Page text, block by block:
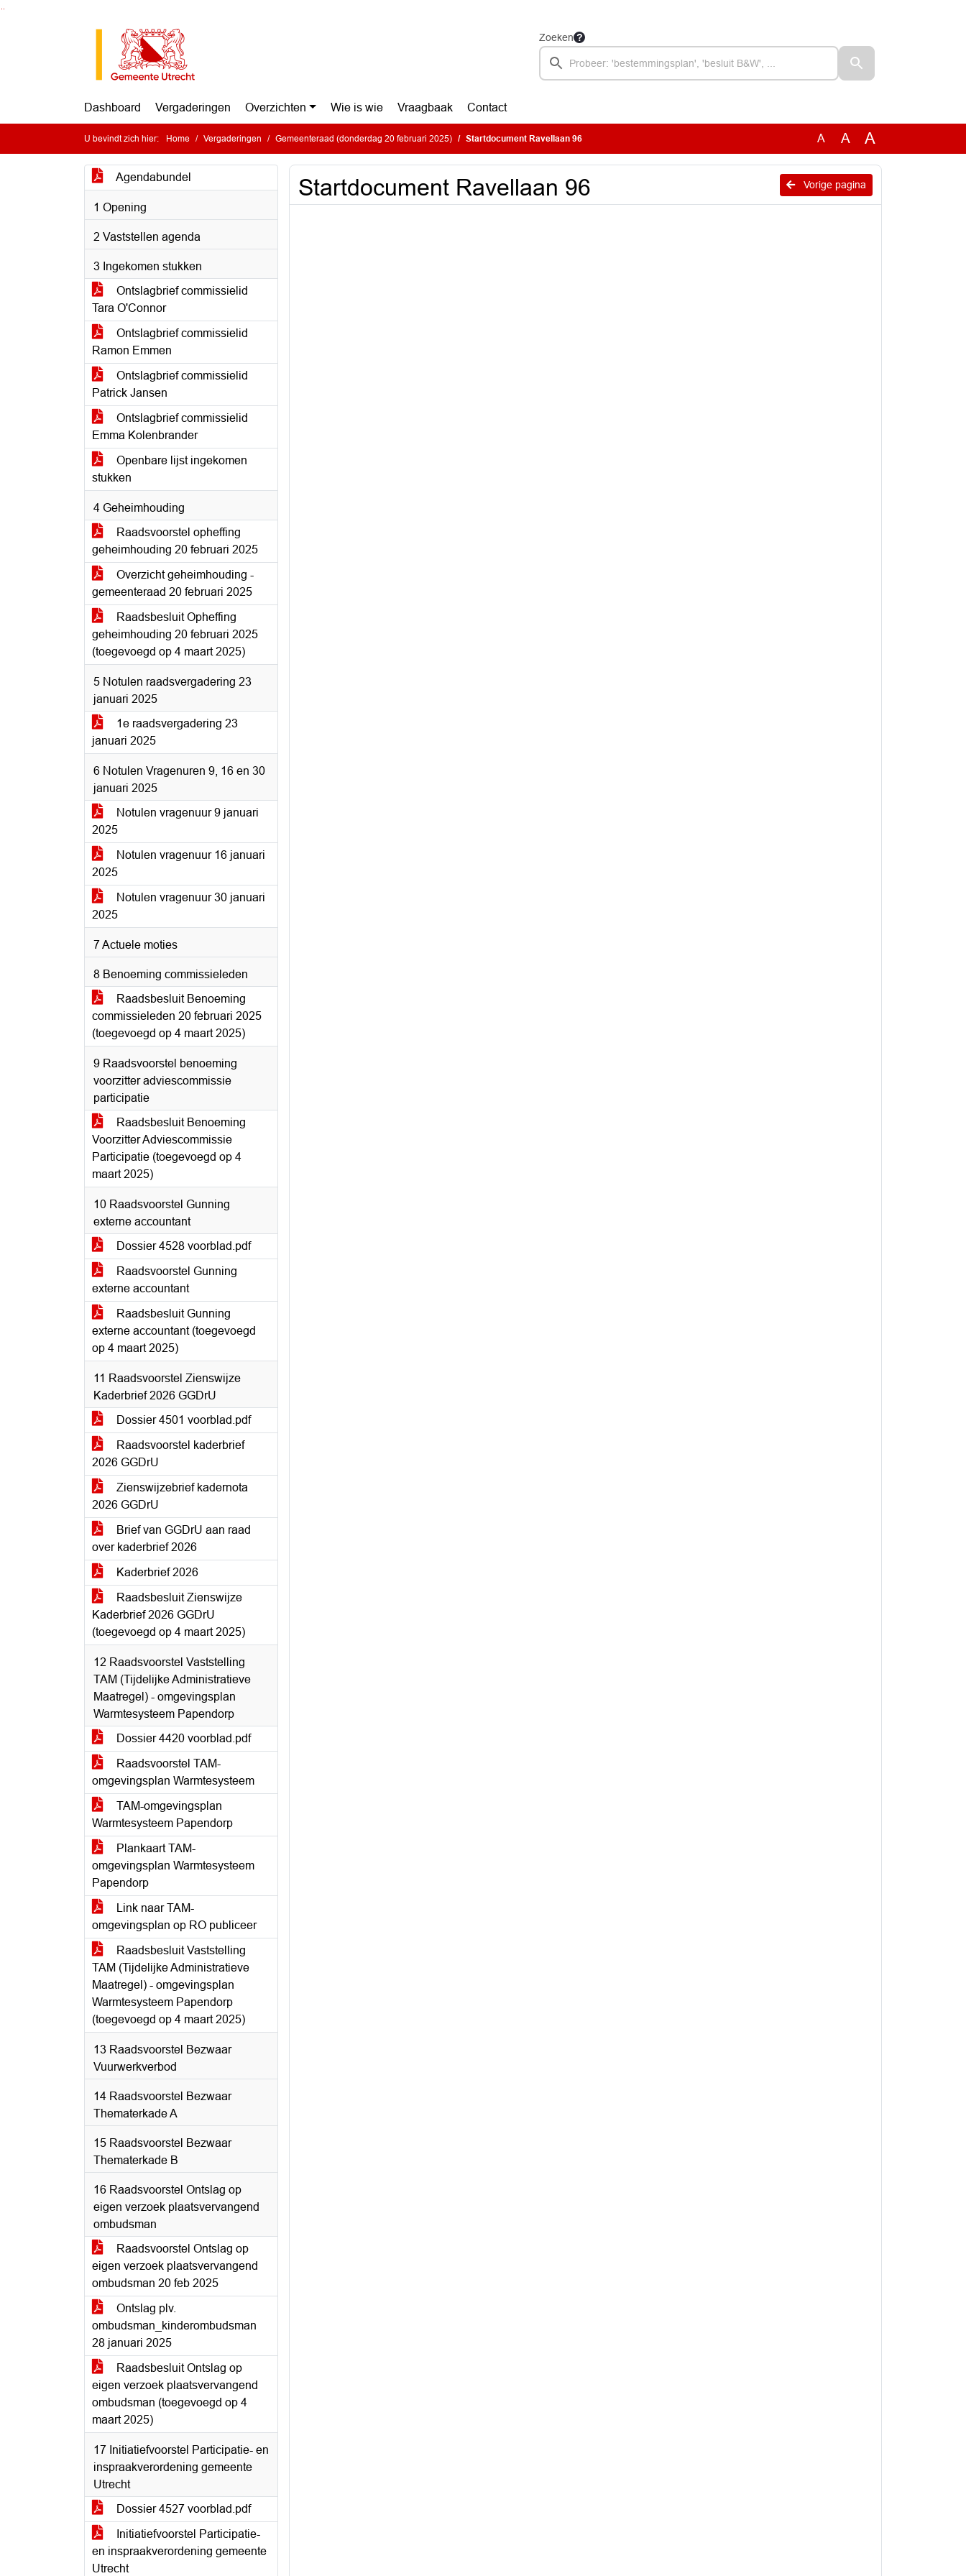
Zoeken
Dashboard Vergaderingen Overzichten Wie is wie Vraagbaak Contact
U bevindt zich hier: Home Vergaderingen Gemeenteraad (donderdag 20 februari 2025) Startdocument Ravellaan 96 A A A
Agendabundel
1 Opening
2 Vaststellen agenda
3 Ingekomen stukken
Ontslagbrief commissielid
Tara O'Connor
Ontslagbrief commissielid
Ramon Emmen
Ontslagbrief commissielid
Patrick Jansen
Ontslagbrief commissielid
Emma Kolenbrander
Openbare lijst ingekomen
stukken
4 Geheimhouding
Raadsvoorstel opheffing
geheimhouding 20 februari 2025
Overzicht geheimhouding -
gemeenteraad 20 februari 2025
Raadsbesluit Opheffing
geheimhouding 20 februari 2025
(toegevoegd op 4 maart 2025)
5 Notulen raadsvergadering 23
januari 2025
1e raadsvergadering 23
januari 2025
6 Notulen Vragenuren 9, 16 en 30
januari 2025
Notulen vragenuur 9 januari
2025
Notulen vragenuur 16 januari
2025
Notulen vragenuur 30 januari
2025
7 Actuele moties
8 Benoeming commissieleden
Raadsbesluit Benoeming
commissieleden 20 februari 2025
(toegevoegd op 4 maart 2025)
9 Raadsvoorstel benoeming
voorzitter adviescommissie
participatie
Raadsbesluit Benoeming
Voorzitter Adviescommissie
Participatie (toegevoegd op 4
maart 2025)
10 Raadsvoorstel Gunning
externe accountant
Dossier 4528 voorblad.pdf
Raadsvoorstel Gunning
externe accountant
Raadsbesluit Gunning
externe accountant (toegevoegd
op 4 maart 2025)
11 Raadsvoorstel Zienswijze
Kaderbrief 2026 GGDrU
Dossier 4501 voorblad.pdf
Raadsvoorstel kaderbrief
2026 GGDrU
Zienswijzebrief kadernota
2026 GGDrU
Brief van GGDrU aan raad
over kaderbrief 2026
Kaderbrief 2026
Raadsbesluit Zienswijze
Kaderbrief 2026 GGDrU
(toegevoegd op 4 maart 2025)
12 Raadsvoorstel Vaststelling
TAM (Tijdelijke Administratieve
Maatregel) - omgevingsplan
Warmtesysteem Papendorp
Dossier 4420 voorblad.pdf
Raadsvoorstel TAM-
omgevingsplan Warmtesysteem
TAM-omgevingsplan
Warmtesysteem Papendorp
Plankaart TAM-
omgevingsplan Warmtesysteem
Papendorp
Link naar TAM-
omgevingsplan op RO publiceer
Raadsbesluit Vaststelling
TAM (Tijdelijke Administratieve
Maatregel) - omgevingsplan
Warmtesysteem Papendorp
(toegevoegd op 4 maart 2025)
13 Raadsvoorstel Bezwaar
Vuurwerkverbod
14 Raadsvoorstel Bezwaar
Thematerkade A
15 Raadsvoorstel Bezwaar
Thematerkade B
16 Raadsvoorstel Ontslag op
eigen verzoek plaatsvervangend
ombudsman
Raadsvoorstel Ontslag op
eigen verzoek plaatsvervangend
ombudsman 20 feb 2025
Ontslag plv.
ombudsman_kinderombudsman
28 januari 2025
Raadsbesluit Ontslag op
eigen verzoek plaatsvervangend
ombudsman (toegevoegd op 4
maart 2025)
17 Initiatiefvoorstel Participatie- en
inspraakverordening gemeente
Utrecht
Dossier 4527 voorblad.pdf
Initiatiefvoorstel Participatie-
en inspraakverordening gemeente
Utrecht
Vorige pagina
Startdocument Ravellaan 96